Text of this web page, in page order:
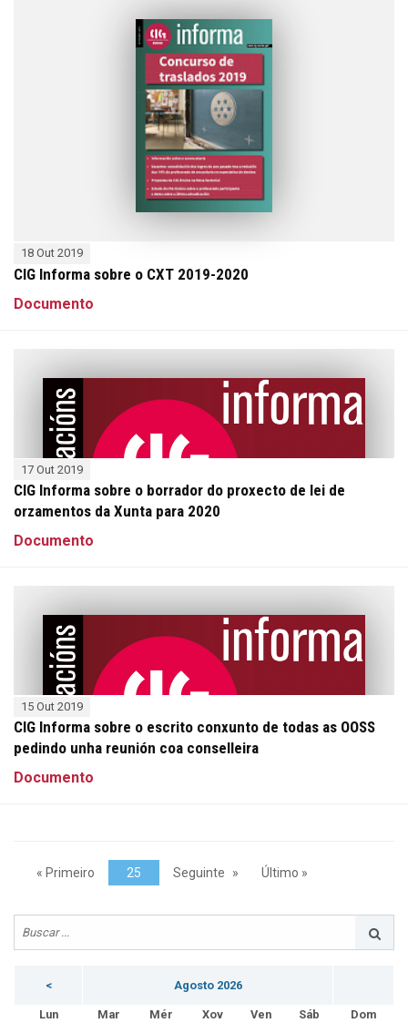
18 Out 2019
CIG Informa sobre o CXT 2019-2020
Documento
17 Out 2019
CIG Informa sobre o borrador do proxecto de lei de
orzamentos da Xunta para 2020
Documento
15 Out 2019
CIG Informa sobre o escrito conxunto de todas as OOSS
pedindo unha reunión coa conselleira
Documento
« Primeiro 25 Seguinte Último »
< Agosto 2026
Lun Mar Mér Xov Ven Sáb
Dom